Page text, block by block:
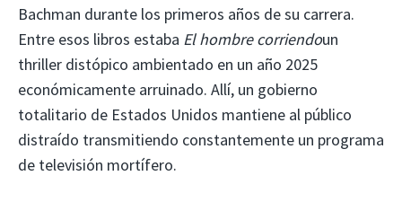
Bachman durante los primeros años de su carrera.
Entre esos libros estaba El hombre corriendoun
thriller distópico ambientado en un año 2025
económicamente arruinado. Allí, un gobierno
totalitario de Estados Unidos mantiene al público
distraído transmitiendo constantemente un programa
de televisión mortífero.